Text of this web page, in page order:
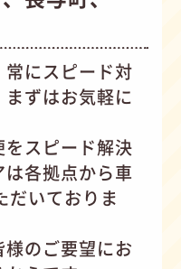
にスピード対
まずはお気軽に
スピード解決
各拠点から車
だいておりま
のご要望にお